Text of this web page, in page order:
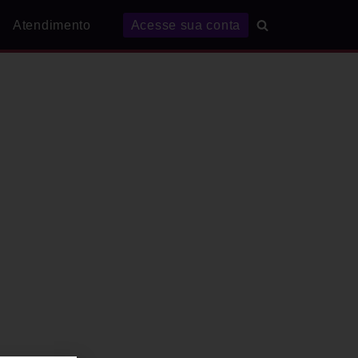
Atendimento Acesse sua conta